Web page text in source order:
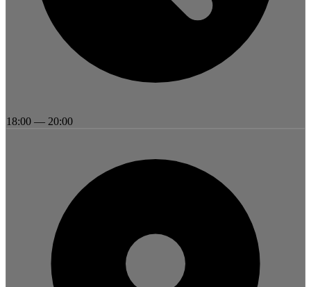
18:00 — 20:00